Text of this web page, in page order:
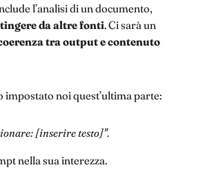
l’analisi di un documento,
da altre fonti. Ci sarà un
tra output e contenuto
impostato noi quest’ultima parte:
[inserire testo]".
nella sua interezza.